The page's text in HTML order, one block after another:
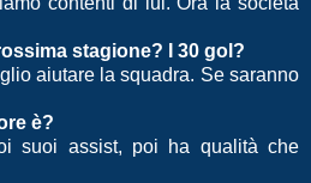
stagione? I 30 gol?
aiutare la squadra. Se saranno
è?
suoi assist, poi ha qualità che